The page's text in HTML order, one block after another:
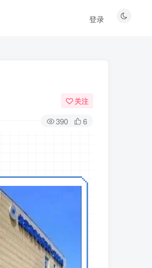
登录
关注
390 6